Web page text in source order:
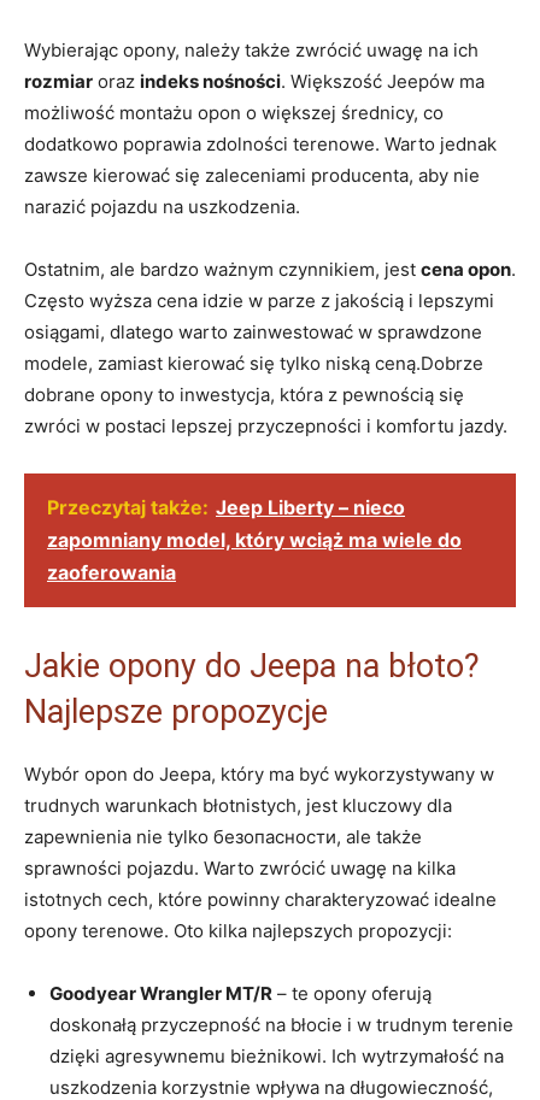
Wybierając opony, należy także⁤ zwrócić uwagę na ⁢ich
rozmiar oraz indeks nośności. Większość Jeepów ma
możliwość​ montażu‍ opon o większej‍ średnicy, ⁤co
⁢dodatkowo​ poprawia zdolności terenowe. Warto jednak
zawsze⁣ kierować się zaleceniami producenta, ‍aby nie
narazić pojazdu ‍na uszkodzenia.
Ostatnim, ⁤ale bardzo ważnym ⁢czynnikiem, jest cena opon.⁢
Często ‍wyższa cena idzie w ⁢parze z jakością i lepszymi
osiągami, ⁣dlatego ⁤warto zainwestować w sprawdzone
modele, zamiast kierować się ⁣tylko niską ceną.Dobrze
dobrane opony to inwestycja,⁤ która‍ z pewnością‌ się
zwróci w ​postaci ⁣lepszej ⁣przyczepności i ​komfortu jazdy.
Przeczytaj także: Jeep Liberty – nieco
zapomniany model, który wciąż ma wiele do
zaoferowania
Jakie opony do Jeepa na błoto?
Najlepsze ‍propozycje
Wybór opon do Jeepa, który⁤ ma być wykorzystywany ⁢w
trudnych warunkach błotnistych, jest kluczowy dla
zapewnienia nie ⁢tylko ⁢безопасности, ale⁢ także
⁤sprawności pojazdu. ⁢Warto zwrócić uwagę na‍ kilka
istotnych cech, które powinny charakteryzować idealne
opony ⁣terenowe. Oto kilka najlepszych propozycji:
Goodyear ‌Wrangler ⁢MT/R – te opony oferują⁢
doskonałą przyczepność na błocie i w trudnym terenie
dzięki agresywnemu⁢ bieżnikowi. Ich wytrzymałość na
uszkodzenia korzystnie wpływa ‍na długowieczność,